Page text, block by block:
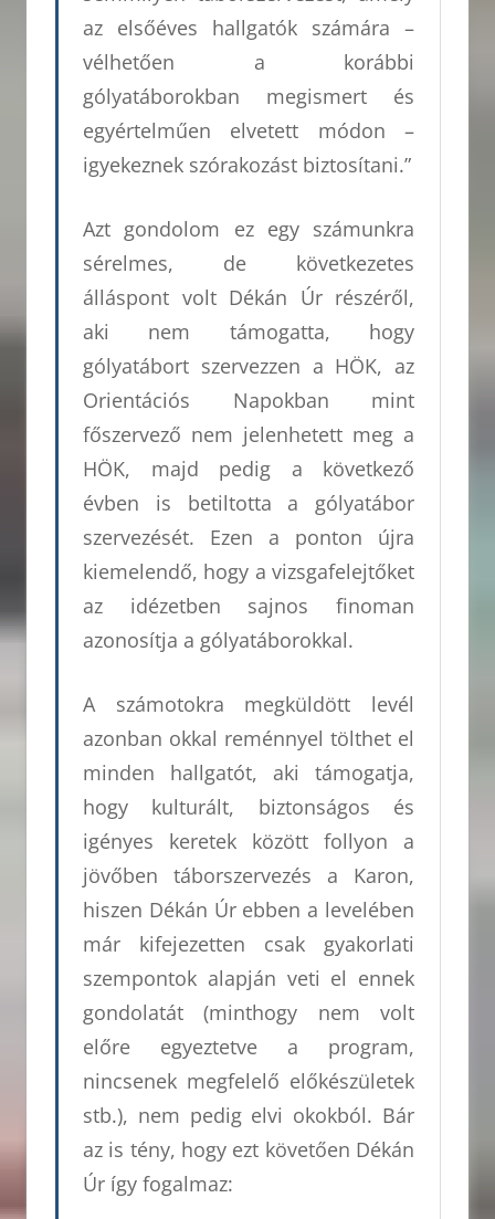
az elsőéves hallgatók számára –
vélhetően a korábbi
gólyatáborokban megismert és
egyértelműen elvetett módon –
igyekeznek szórakozást biztosítani.”
Azt gondolom ez egy számunkra
sérelmes, de következetes
álláspont volt Dékán Úr részéről,
aki nem támogatta, hogy
gólyatábort szervezzen a HÖK, az
Orientációs Napokban mint
főszervező nem jelenhetett meg a
HÖK, majd pedig a következő
évben is betiltotta a gólyatábor
szervezését. Ezen a ponton újra
kiemelendő, hogy a vizsgafelejtőket
az idézetben sajnos finoman
azonosítja a gólyatáborokkal.
A számotokra megküldött levél
azonban okkal reménnyel tölthet el
minden hallgatót, aki támogatja,
hogy kulturált, biztonságos és
igényes keretek között follyon a
jövőben táborszervezés a Karon,
hiszen Dékán Úr ebben a levelében
már kifejezetten csak gyakorlati
szempontok alapján veti el ennek
gondolatát (minthogy nem volt
előre egyeztetve a program,
nincsenek megfelelő előkészületek
stb.), nem pedig elvi okokból. Bár
az is tény, hogy ezt követően Dékán
Úr így fogalmaz: